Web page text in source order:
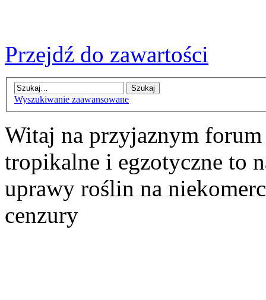
Przejdź do zawartości
Wyszukiwanie zaawansowane
Witaj na przyjaznym
tropikalne i egzotyczne to
uprawy roślin na
cenzury